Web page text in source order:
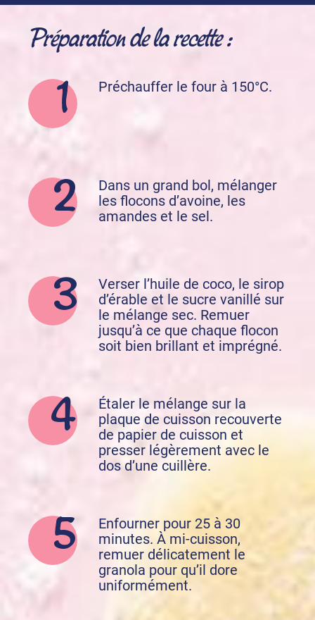
Préparation de la recette :
Préchauffer le four à 150°C.
Dans un grand bol, mélanger
les flocons d’avoine, les
amandes et le sel.
Verser l’huile de coco, le sirop
d’érable et le sucre vanillé sur
le mélange sec. Remuer
jusqu’à ce que chaque flocon
soit bien brillant et imprégné.
Étaler le mélange sur la
plaque de cuisson recouverte
de papier de cuisson et
presser légèrement avec le
dos d’une cuillère.
Enfourner pour 25 à 30
minutes. À mi-cuisson,
remuer délicatement le
granola pour qu’il dore
uniformément.